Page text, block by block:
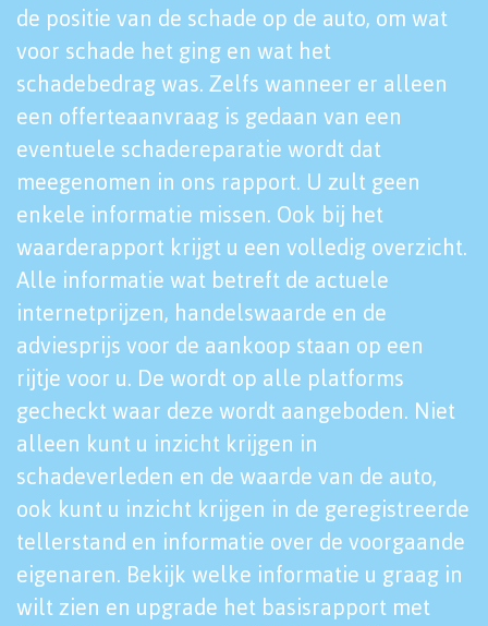
de positie van de schade op de auto, om wat
voor schade het ging en wat het
schadebedrag was. Zelfs wanneer er alleen
een offerteaanvraag is gedaan van een
eventuele schadereparatie wordt dat
meegenomen in ons rapport. U zult geen
enkele informatie missen. Ook bij het
waarderapport krijgt u een volledig overzicht.
Alle informatie wat betreft de actuele
internetprijzen, handelswaarde en de
adviesprijs voor de aankoop staan op een
rijtje voor u. De wordt op alle platforms
gecheckt waar deze wordt aangeboden. Niet
alleen kunt u inzicht krijgen in
schadeverleden en de waarde van de auto,
ook kunt u inzicht krijgen in de geregistreerde
tellerstand en informatie over de voorgaande
eigenaren. Bekijk welke informatie u graag in
wilt zien en upgrade het basisrapport met